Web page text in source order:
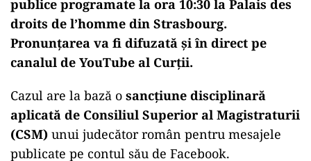
publice programate la ora 10:30 la Palais des
droits de l’homme din Strasbourg.
Pronunțarea va fi difuzată și în direct pe
canalul de YouTube al Curții.
Cazul are la bază o sancțiune disciplinară
aplicată de Consiliul Superior al Magistraturii
(CSM) unui judecător român pentru mesajele
publicate pe contul său de Facebook.